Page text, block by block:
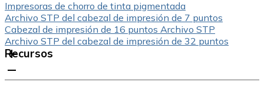
Impresoras de chorro de tinta pigmentada
Archivo STP del cabezal de impresión de 7 puntos
Cabezal de impresión de 16 puntos Archivo STP
Archivo STP del cabezal de impresión de 32 puntos
Recursos